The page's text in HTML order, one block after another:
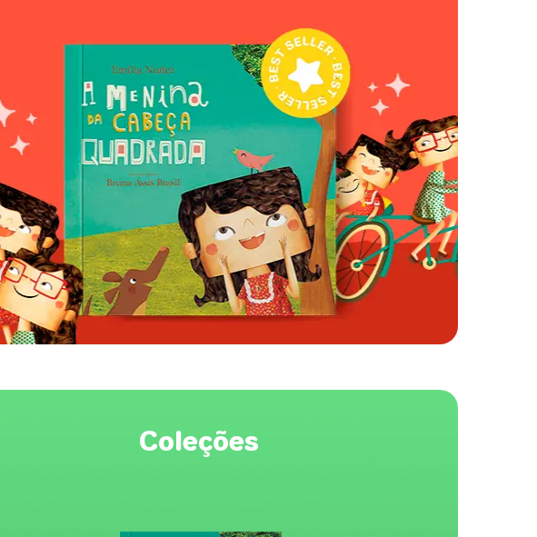
Coleções